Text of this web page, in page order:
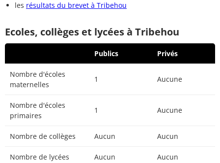
les résultats du brevet à Tribehou
Ecoles, collèges et lycées à Tribehou
Publics Privés
Nombre d'écoles
maternelles
1 Aucune
Nombre d'écoles
primaires
1 Aucune
Nombre de collèges Aucun Aucun
Nombre de lycées Aucun Aucun